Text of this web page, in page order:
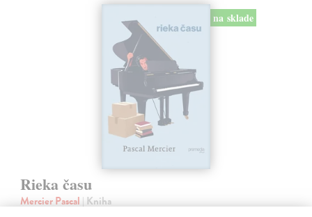
na sklade
Rieka času
Mercier Pascal | Kniha